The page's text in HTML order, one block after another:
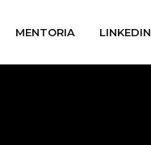
MENTORIA LINKEDIN